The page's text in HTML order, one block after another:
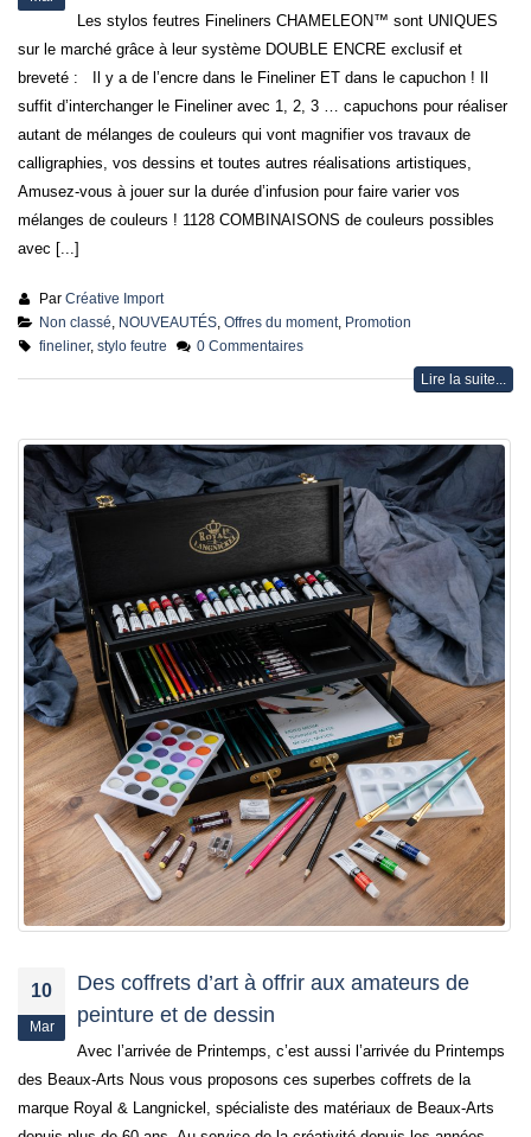
Les stylos feutres Fineliners CHAMELEON™️ sont UNIQUES
sur le marché grâce à leur système DOUBLE ENCRE exclusif et
breveté : Il y a de l’encre dans le Fineliner ET dans le capuchon ! Il
suffit d’interchanger le Fineliner avec 1, 2, 3 … capuchons pour réaliser
autant de mélanges de couleurs qui vont magnifier vos travaux de
calligraphies, vos dessins et toutes autres réalisations artistiques,
Amusez-vous à jouer sur la durée d’infusion pour faire varier vos
mélanges de couleurs ! 1128 COMBINAISONS de couleurs possibles
avec [...]
Par Créative Import
Non classé
NOUVEAUTÉS, Offres du moment, Promotion
fineliner, stylo feutre 0 Commentaires
Lire la suite...
10
Mar
Des coffrets d’art à offrir aux amateurs de
peinture et de dessin
Avec l’arrivée de Printemps, c’est aussi l’arrivée du Printemps
des Beaux-Arts Nous vous proposons ces superbes coffrets de la
marque Royal & Langnickel, spécialiste des matériaux de Beaux-Arts